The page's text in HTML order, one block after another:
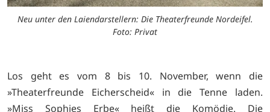
Neu unter den Laiendarstellern: Die Theaterfreunde Nordeifel.
Foto: Privat
Los geht es vom 8 bis 10. November, wenn die
»Theaterfreunde Eicherscheid« in die Tenne laden.
»Miss Sophies Erbe« heißt die Komödie. Die